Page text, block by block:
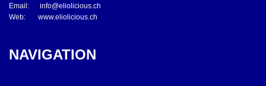
Email: info@eliolicious.ch
Web: www.eliolicious.ch
NAVIGATION